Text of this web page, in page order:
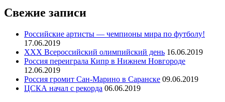
Свежие записи
Российские артисты — чемпионы мира по футболу!
17.06.2019
ХХХ Всероссийский олимпийский день 16.06.2019
Россия переиграла Кипр в Нижнем Новгороде
12.06.2019
Россия громит Сан-Марино в Саранске 09.06.2019
ЦСКА начал с рекорда 06.06.2019